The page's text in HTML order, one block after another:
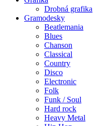
Drobná grafika
Gramodesky
Beatlemania
Blues
Chanson
Classical
Country
Disco
Electronic
Folk
Funk / Soul
Hard rock
Heavy Metal